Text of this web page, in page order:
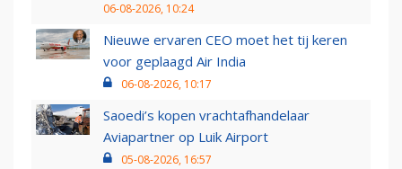
06-08-2026, 10:24
Nieuwe ervaren CEO moet het tij keren
voor geplaagd Air India
06-08-2026, 10:17
Saoedi’s kopen vrachtafhandelaar
Aviapartner op Luik Airport
05-08-2026, 16:57